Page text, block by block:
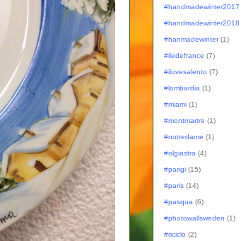
#handmadewinter2017
#handmadewinter2018
#hanmadewinter (1)
#iledefrance (7)
#ilovesalento (7)
#lombardia (1)
#miami (1)
#montmartre (1)
#notredame (1)
#olgiastra (4)
#parigi (15)
#paris (14)
#pasqua (6)
#photowallsweden (1)
#riciclo (2)